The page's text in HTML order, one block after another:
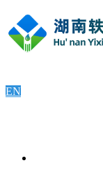
EN